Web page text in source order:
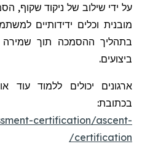
על ידי שילוב של ניקוד שקוף,
מובנית וכלים ידידותיים
בתהליך ההסמכה תוך
ביצועים.
ארגונים יכולים ללמוד
בכתובת:
certification/ascent-
certification/